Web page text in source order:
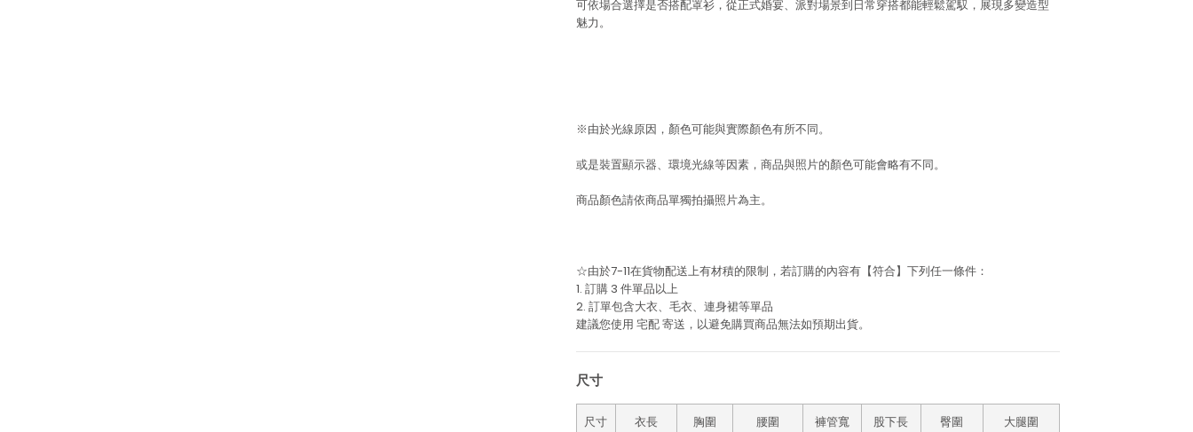
可依場合選擇是否搭配罩衫，從正式婚宴、派對場景到日常穿搭都能輕鬆駕馭，展現多變造型
魅力。
※由於光線原因，顏色可能與實際顏色有所不同。
或是裝置顯示器、環境光線等因素，商品與照片的顏色可能會略有不同。
商品顏色請依商品單獨拍攝照片為主。
☆由於7-11在貨物配送上有材積的限制，若訂購的內容有【符合】下列任一條件：
1. 訂購 3 件單品以上
2. 訂單包含大衣、毛衣、連身裙等單品
建議您使用 宅配寄送，以避免購買商品無法如預期出貨。
尺寸
尺寸 衣長 胸圍 腰圍 褲管寬 股下長 臀圍 大腿圍